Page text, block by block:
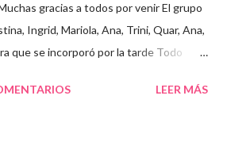
gracias a todos por venir El grupo
Ingrid, Mariola, Ana, Trini, Quar, Ana,
que se incorporó por la tarde Todo
para tener claro lo que tenemos que
LEER MÁS